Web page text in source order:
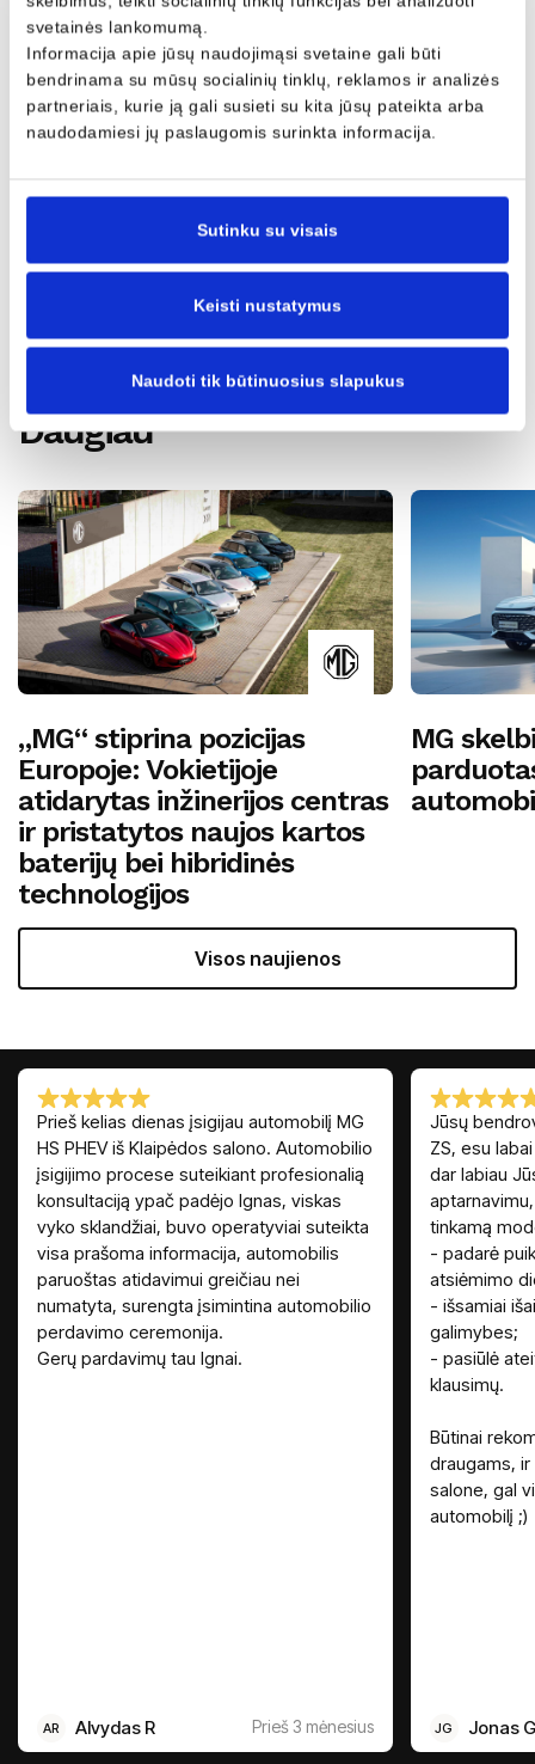
svetainės lankomumą.
Informacija apie jūsų naudojimąsi svetaine gali būti
bendrinama su mūsų socialinių tinklų, reklamos ir analizės
partneriais, kurie ją gali susieti su kita jūsų pateikta arba
naudodamiesi jų paslaugomis surinkta informacija.
Sutinku su visais
Keisti nustatymus
Naudoti tik būtinuosius slapukus
Daugiau
„MG“ stiprina pozicijas
Europoje: Vokietijoje
atidarytas inžinerijos centras
ir pristatytos naujos kartos
baterijų bei hibridinės
technologijos
MG
Visos naujienos
Prieš kelias dienas įsigijau automobilį MG
HS PHEV iš Klaipėdos salono. Automobilio
įsigijimo procese suteikiant profesionalią
konsultaciją ypač padėjo Ignas, viskas
vyko sklandžiai, buvo operatyviai suteikta
visa prašoma informacija, automobilis
paruoštas atidavimui greičiau nei
numatyta, surengta įsimintina automobilio
perdavimo ceremonija.
Gerų pardavimų tau Ignai.
AR Alvydas R Prieš 3 mėnesius
Jūsų
ZS, esu
dar labiau
tinkamą
- padarė
atsiėmimo
- išsamiai
galimybes;
- pasiūlė
klausimų.
Būtinai
draugams,
salone, gal
automobilį ;)
JG Jonas G